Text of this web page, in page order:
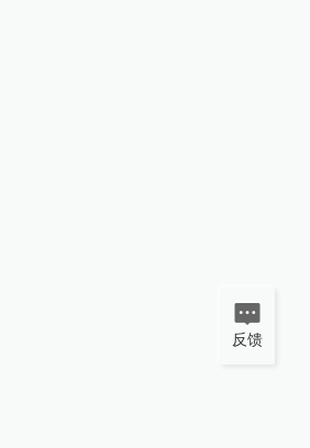
反馈